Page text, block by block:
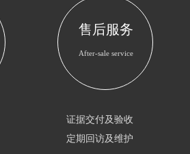
售后服务
After-sale service
证据交付及验收
定期回访及维护